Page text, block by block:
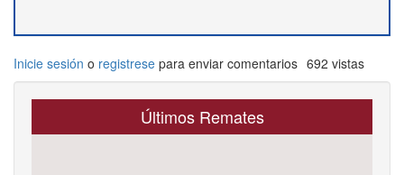
Inicie sesión o registrese para enviar comentarios 692 vistas
Últimos Remates